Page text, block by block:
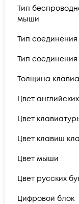
Тип
мыши
Тип
Тип
Толщина
Цвет
Цвет
Цвет клавиш
Цвет мыши
Цвет русских
Цифровой блок